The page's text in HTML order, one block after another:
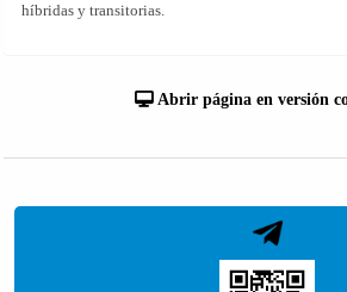
híbridas y transitorias.
Abrir página en versión